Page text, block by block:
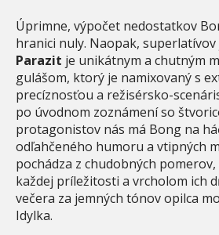
Úprimne, výpočet nedostatkov
hranici nuly. Naopak,
Parazit je unikátnym a chutným
gulášom, ktorý je namixovaný s
precíznosťou a režisérsko-
po úvodnom zoznámení so
protagonistov nás má Bong na
odľahčeného humoru a vtipných
pochádza z chudobných
každej príležitosti a vrcholom ich
večera za jemných tónov opilca
Idylka.